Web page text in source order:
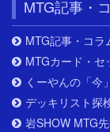
MTG記事・
MTG記事・コラ
MTGカード・セ
くーやんの「今
デッキリスト探
岩SHOW MTG